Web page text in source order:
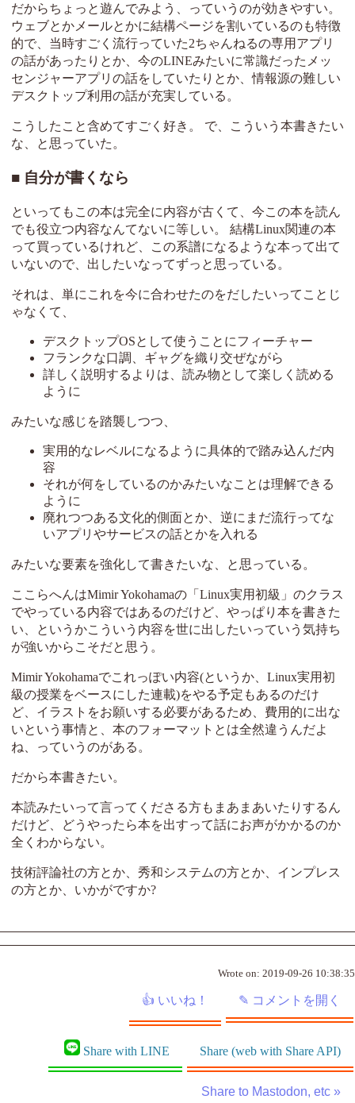
だからちょっと遊んでみよう、っていうのが効きやすい。
ウェブとかメールとかに結構ページを割いているのも特徴
的で、当時すごく流行っていた2ちゃんねるの専用アプリ
の話があったりとか、今のLINEみたいに常識だったメッ
センジャーアプリの話をしていたりとか、情報源の難しい
デスクトップ利用の話が充実している。
こうしたこと含めてすごく好き。 で、こういう本書きたい
な、と思っていた。
自分が書くなら
といってもこの本は完全に内容が古くて、今この本を読ん
でも役立つ内容なんてないに等しい。 結構Linux関連の本
って買っているけれど、この系譜になるような本って出て
いないので、出したいなってずっと思っている。
それは、単にこれを今に合わせたのをだしたいってことじ
ゃなくて、
デスクトップOSとして使うことにフィーチャー
フランクな口調、ギャグを織り交ぜながら
詳しく説明するよりは、読み物として楽しく読める
ように
みたいな感じを踏襲しつつ、
実用的なレベルになるように具体的で踏み込んだ内
容
それが何をしているのかみたいなことは理解できる
ように
廃れつつある文化的側面とか、逆にまだ流行ってな
いアプリやサービスの話とかを入れる
みたいな要素を強化して書きたいな、と思っている。
ここらへんはMimir Yokohamaの「Linux実用初級」のクラス
でやっている内容ではあるのだけど、やっぱり本を書きた
い、というかこういう内容を世に出したいっていう気持ち
が強いからこそだと思う。
Mimir Yokohamaでこれっぽい内容(というか、Linux実用初
級の授業をベースにした連載)をやる予定もあるのだけ
ど、イラストをお願いする必要があるため、費用的に出な
いという事情と、本のフォーマットとは全然違うんだよ
ね、っていうのがある。
だから本書きたい。
本読みたいって言ってくださる方もまあまあいたりするん
だけど、どうやったら本を出すって話にお声がかかるのか
全くわからない。
技術評論社の方とか、秀和システムの方とか、インプレス
の方とか、いかがですか?
Wrote on: 2019-09-26 10:38:35
Share with LINE Share (web with Share API)
Share to Mastodon, etc »